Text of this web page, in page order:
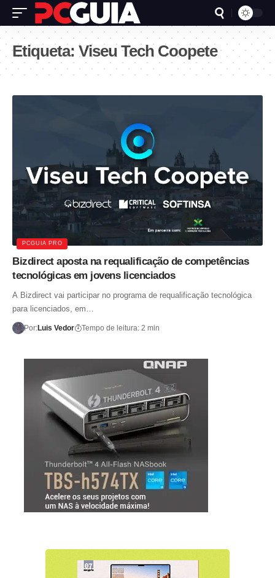
Etiqueta: Viseu Tech Coopete
PCGUIA PRO
Bizdirect aposta na requalificação de competências
tecnológicas em jovens licenciados
A Bizdirect vai participar no programa de requalificação tecnológica
para licenciados, em…
Por:Luis Vedor Tempo de leitura: 2 min